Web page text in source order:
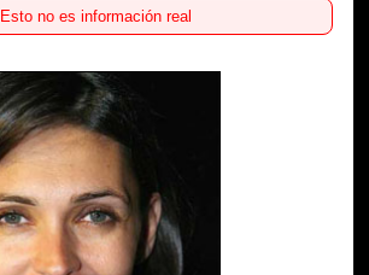
Esto no es información real